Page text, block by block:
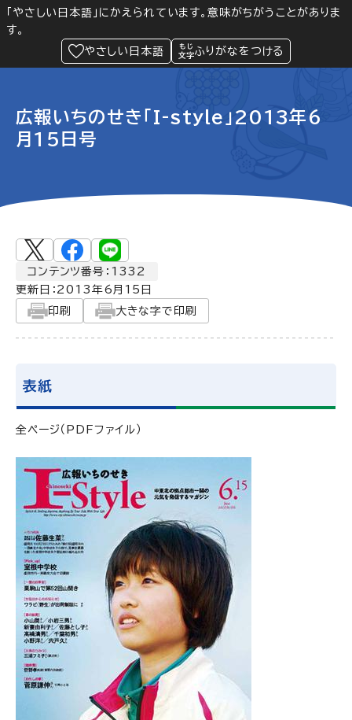
「やさしい日本語」にかえられています。意味がちがうことがありま
す。
やさしい日本語
ふりがなをつける
Language 閲覧支援
緊急情報
広報いちのせき「I-style」2013年6
月15日号
コンテンツ番号：1332
更新日： 2013年6月15日
印刷
大きな字で印刷
表紙
全ページ（PDFファイル）